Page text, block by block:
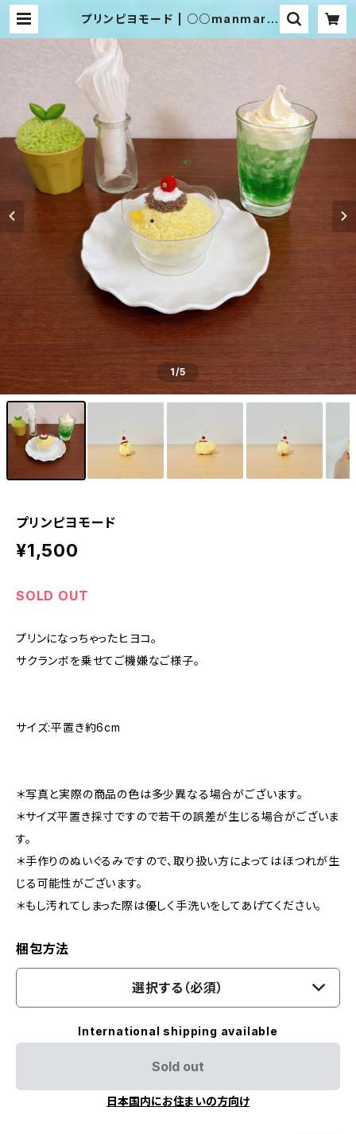
プリンピヨモード | ○○manmaru
1/5
プリンピヨモード
¥1,500
SOLD OUT
プリンになっちゃったヒヨコ。
サクランボを乗せてご機嫌なご様子。
サイズ:平置き約6cm
＊写真と実際の商品の色は多少異なる場合がございます。
＊サイズ平置き採寸ですので若干の誤差が生じる場合がございま
す。
＊手作りのぬいぐるみですので、取り扱い方によってはほつれが生
じる可能性がございます。
＊もし汚れてしまった際は優しく手洗いをしてあげてください。
梱包方法
選択する（必須）
International shipping available
Sold out
日本国内にお住まいの方向け